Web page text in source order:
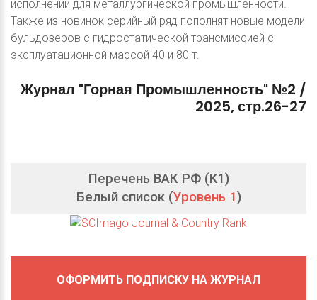
исполнении для металлургической промышленности.
Также из новинок серийный ряд пополнят новые модели
бульдозеров с гидростатической трансмиссией с
эксплуатационной массой 40 и 80 т.
Журнал "Горная Промышленность" №2 /
2025,стр.26-27
Перечень ВАК РФ (K1)
Белый список (Уровень 1)
ОФОРМИТЬ ПОДПИСКУ НА ЖУРНАЛ